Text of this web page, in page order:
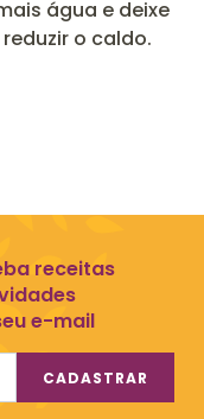
água e deixe
o caldo.
receitas
e-mail
CADASTRAR